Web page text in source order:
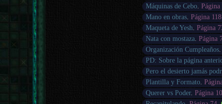
Máquinas de Cebo.Página
Mano en obras.Página 118
Maqueta de Yesh.Página
Nata con mostaza.Página
Organización Cumpleaños
PD: Sobre la página
Pero el desierto jamás
Plantilla y Formato.
Querer vs Poder.Página